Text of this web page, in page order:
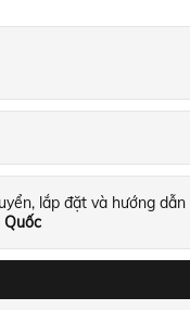
lắp đặt và hướng dẫn
Quốc